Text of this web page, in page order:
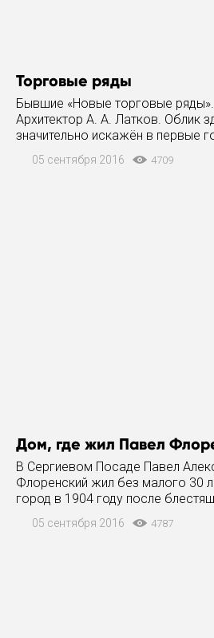
Торговые ряды
Бывшие «Новые торговые
Архитектор А. А. Латков. Облик
значительно искажён в первые
в связи с размещением
учреждений уезда и района. В
05 сентября 2016 4709
Дом, где жил Павел
В Сергиевом Посаде Павел
Флоренский жил без малого 30
город в 1904 году после
физико-математического
университета, чтобы
05 сентября 2016 4787